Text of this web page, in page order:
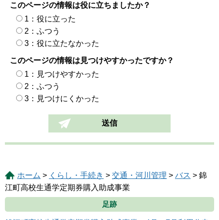
このページの情報は役に立ちましたか？
1：役に立った
2：ふつう
3：役に立たなかった
このページの情報は見つけやすかったですか？
1：見つけやすかった
2：ふつう
3：見つけにくかった
ホーム > くらし・手続き > 交通・河川管理 > バス > 錦
江町高校生通学定期券購入助成事業
足跡